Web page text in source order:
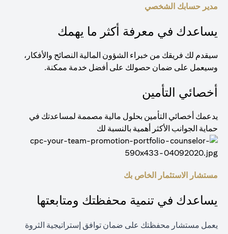
مدير حسابك الشخصي
يساعدك في معرفة أكثر ما يهمك
سيقدم لك فريقك من خبراء الشؤون المالية النصائح والأفكار،
وسيعمل على ضمان حصولك على أفضل خدمة ممكنة.
أخصائي التأمين
يدعمك أخصائي التأمين بحلول مالية مصممة لمساعدتك في
حماية الجوانب الأكثر أهمية بالنسبة لك
مستشار الاستثمار الخاص بك
يساعدك في تنمية محفظتك ومتابعتها
يعمل مستشار محفظتك على ضمان توافق إستراتيجية الثروة